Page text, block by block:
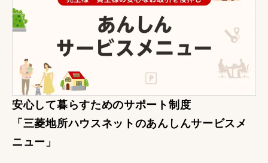
安心して暮らすためのサポート制度
「三菱地所ハウスネットのあんしんサービスメ
ニュー」